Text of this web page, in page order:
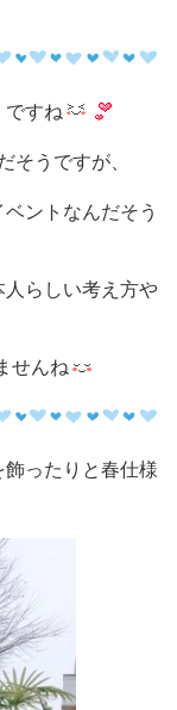
すね
うですが、
ントなんだそう
人らしい考え方や
せんね
飾ったりと春仕様